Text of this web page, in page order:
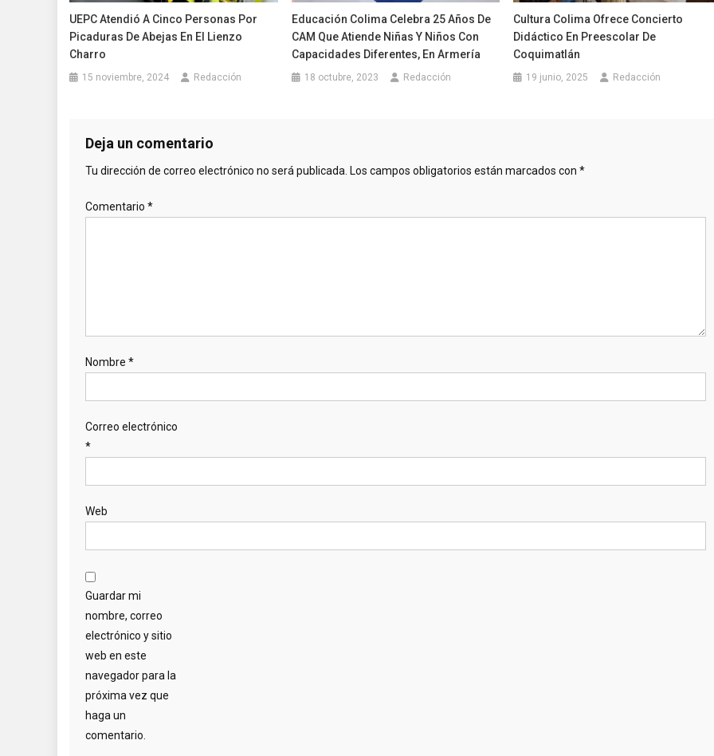
UEPC Atendió A Cinco Personas Por
Picaduras De Abejas En El Lienzo
Charro
15 noviembre, 2024 Redacción
Educación Colima Celebra 25 Años De
CAM Que Atiende Niñas Y Niños Con
Capacidades Diferentes, En Armería
18 octubre, 2023 Redacción
Cultura Colima Ofrece Concierto
Didáctico En Preescolar De
Coquimatlán
19 junio, 2025 Redacción
Deja un comentario
Tu dirección de correo electrónico no será publicada. Los campos obligatorios están marcados con *
Comentario *
Nombre *
Correo electrónico
*
Web
Guardar mi
nombre, correo
electrónico y sitio
web en este
navegador para la
próxima vez que
haga un
comentario.